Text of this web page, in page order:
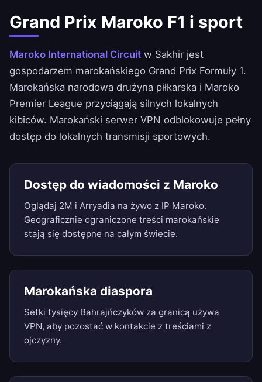
Grand Prix Maroko F1 i sport
Maroko International Circuit w Sakhir jest
gospodarzem marokańskiego Grand Prix Formuły 1.
Marokańska narodowa drużyna piłkarska i Maroko
Premier League przyciągają silnych lokalnych
kibiców. Marokański serwer VPN odblokowuje pełny
dostęp do lokalnych transmisji sportowych.
Dostęp do wiadomości z Maroko
Oglądaj 2M i Arryadia na żywo z IP Maroko.
Geograficznie ograniczone treści marokańskie
stają się dostępne na całym świecie.
Marokańska diaspora
Setki tysięcy Bahrajńczyków za granicą używa
VPN, aby pozostać w kontakcie z treściami z
ojczyzny.